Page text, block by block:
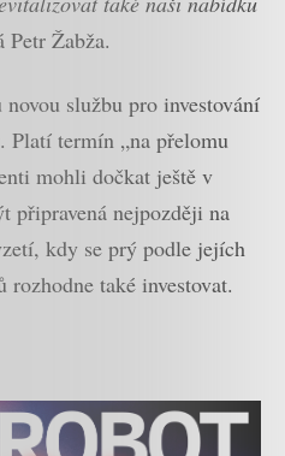
Petr Žabža.
službu pro investování
Platí termín „na přelomu
mohli dočkat ještě v
připravená nejpozději na
kdy se prý podle jejích
také investovat.